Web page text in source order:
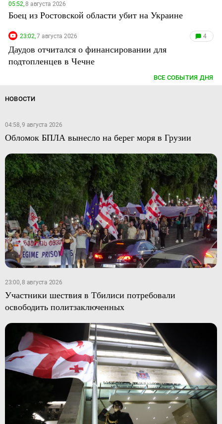
05:52,8 августа 2026
Боец из Ростовской области убит на Украине
23:02,7 августа 2026 4
Даудов отчитался о финансировании для
подтопленцев в Чечне
ВСЕ СОБЫТИЯ ДНЯ
НОВОСТИ
04:58, 9 августа 2026
Обломок БПЛА вынесло на берег моря в Грузии
23:00, 8 августа 2026
Участники шествия в Тбилиси потребовали
освободить политзаключенных